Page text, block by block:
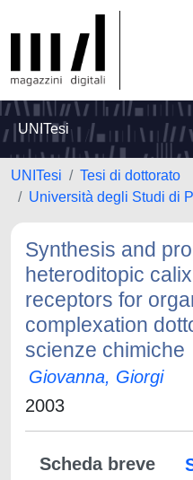
UNITesi
UNITesi
Tesi di dottorato
Università degli Studi di
Synthesis and
heteroditopic
receptors for
complexation
scienze chimiche
Giovanna, Giorgi
2003
Scheda breve